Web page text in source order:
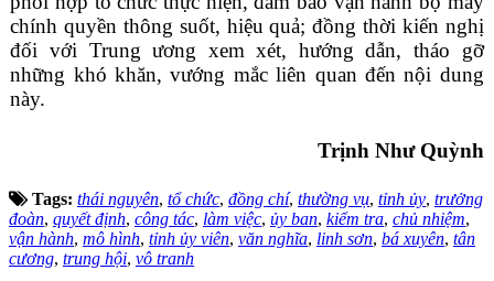
chính quyền thông suốt, hiệu quả; đồng thời kiến nghị
đối với Trung ương xem xét, hướng dẫn, tháo gỡ
những khó khăn, vướng mắc liên quan đến nội dung
này.
Trịnh Như Quỳnh
Tags: thái nguyên, tổ chức, đồng chí, thường vụ, tỉnh ủy, trưởng
đoàn, quyết định, công tác, làm việc, ủy ban, kiểm tra, chủ nhiệm,
vận hành, mô hình, tỉnh ủy viên, văn nghĩa, linh sơn, bá xuyên, tân
cương, trung hội, vô tranh